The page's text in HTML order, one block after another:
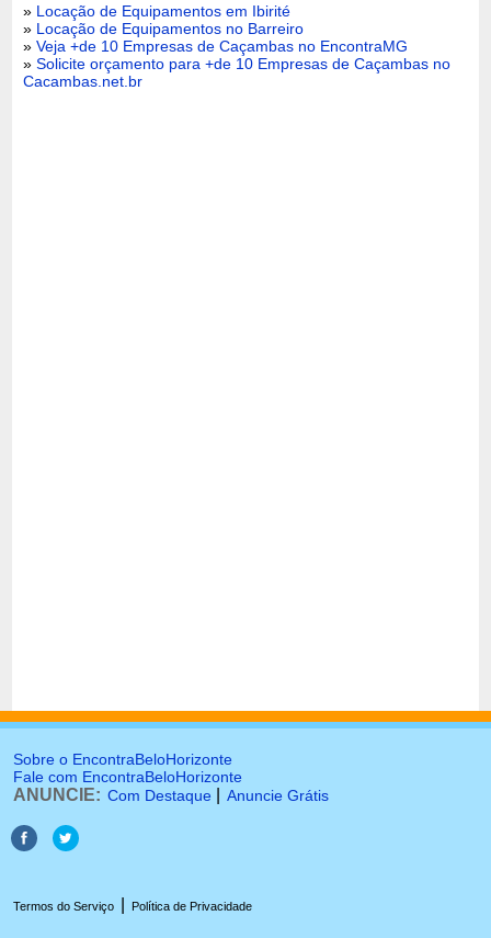
» Locação de Equipamentos em Ibirité
» Locação de Equipamentos no Barreiro
»Veja +de 10 Empresas de Caçambas no EncontraMG
»Solicite orçamento para +de 10 Empresas de Caçambas no
Cacambas.net.br
Sobre o EncontraBeloHorizonte
Fale com EncontraBeloHorizonte
ANUNCIE: Com Destaque Anuncie Grátis
Termos do Serviço Política de Privacidade